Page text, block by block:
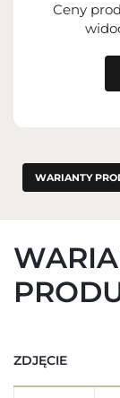
Ceny
WARIANTY
ZDJĘCIE